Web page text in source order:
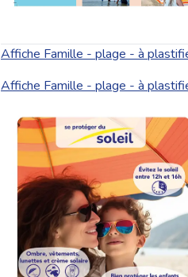
Affiche Famille - plage - à
Affiche Famille - plage - à